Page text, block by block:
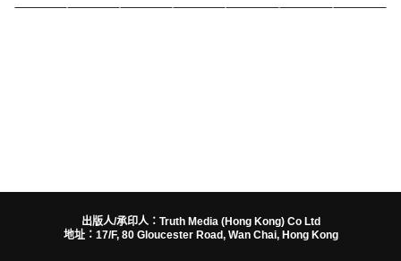
出版人/承印人：Truth Media (Hong Kong) Co Ltd
地址：17/F, 80 Gloucester Road, Wan Chai, Hong Kong